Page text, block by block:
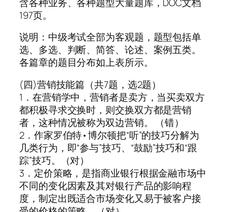
197页。
说明：中级考试全部为客观题，题型包括单
选、多选、判断、简答、论述、案例五类。
各篇章的题目分布如上表所示。
(四)营销技能篇（共7题，选2题）
1．在营销学中，营销者是卖方，当买卖双方
都积极寻求交换时，则交换双方都是营销
者，这种情况被称为双边营销。 （错）
2．作家罗伯特•博尔顿把“听”的技巧分解为
几类行为，即“参与”技巧、“鼓励”技巧和“跟
踪”技巧。（对）
3．定价策略，是指商业银行根据金融市场中
不同的变化因素及其对银行产品的影响程
度，制定出既适合市场变化又易于被客户接